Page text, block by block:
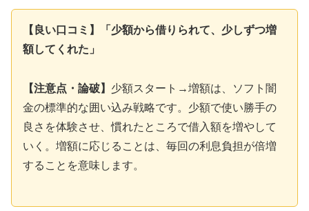
【良い口コミ】「少額から借りられて、少しずつ増
額してくれた」
【注意点・論破】 少額スタート→増額は、ソフト闇
金の標準的な囲い込み戦略です。少額で使い勝手の
良さを体験させ、慣れたところで借入額を増やして
いく。増額に応じることは、毎回の利息負担が倍増
することを意味します。